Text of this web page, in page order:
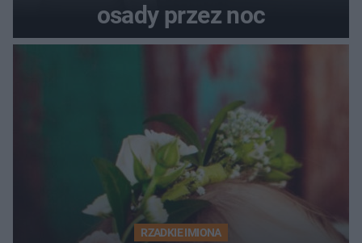
osady przez noc
RZADKIE IMIONA